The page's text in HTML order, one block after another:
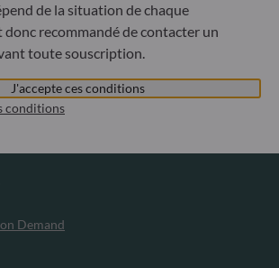
Demand
de la situation de chaque
donc recommandé de contacter un
toute souscription.
J'accepte ces conditions
conditions